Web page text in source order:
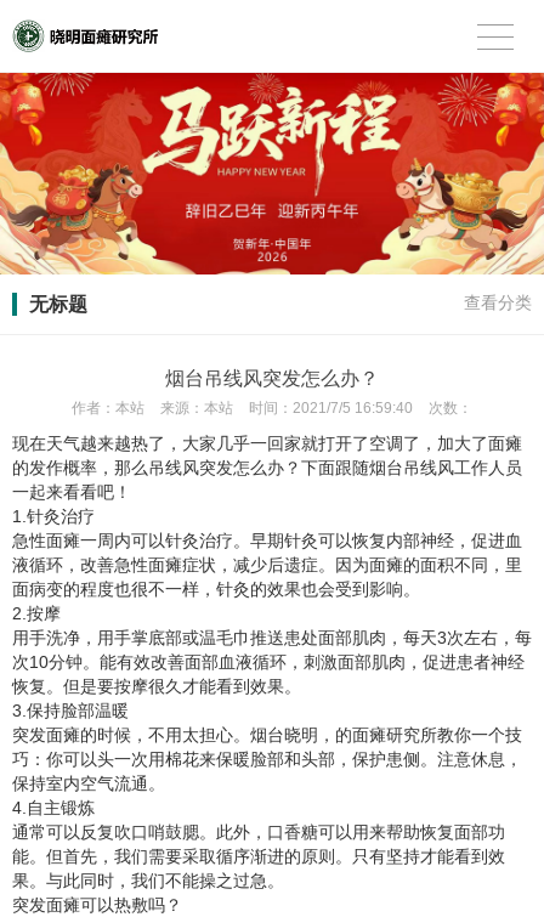
无标题 查看分类
烟台吊线风突发怎么办？
作者： 本站 来源： 本站 时间： 2021/7/5 16:59:40 次数：
现在天气越来越热了，大家几乎一回家就打开了空调了，加大了面瘫
的发作概率，那么吊线风突发怎么办？下面跟随烟台吊线风工作人员
一起来看看吧！
1.针灸治疗
急性面瘫一周内可以针灸治疗。早期针灸可以恢复内部神经，促进血
液循环，改善急性面瘫症状，减少后遗症。因为面瘫的面积不同，里
面病变的程度也很不一样，针灸的效果也会受到影响。
2.按摩
用手洗净，用手掌底部或温毛巾推送患处面部肌肉，每天3次左右，每
次10分钟。能有效改善面部血液循环，刺激面部肌肉，促进患者神经
恢复。但是要按摩很久才能看到效果。
3.保持脸部温暖
突发面瘫的时候，不用太担心。烟台晓明，的面瘫研究所教你一个技
巧：你可以头一次用棉花来保暖脸部和头部，保护患侧。注意休息，
保持室内空气流通。
4.自主锻炼
通常可以反复吹口哨鼓腮。此外，口香糖可以用来帮助恢复面部功
能。但首先，我们需要采取循序渐进的原则。只有坚持才能看到效
果。与此同时，我们不能操之过急。
突发面瘫可以热敷吗？